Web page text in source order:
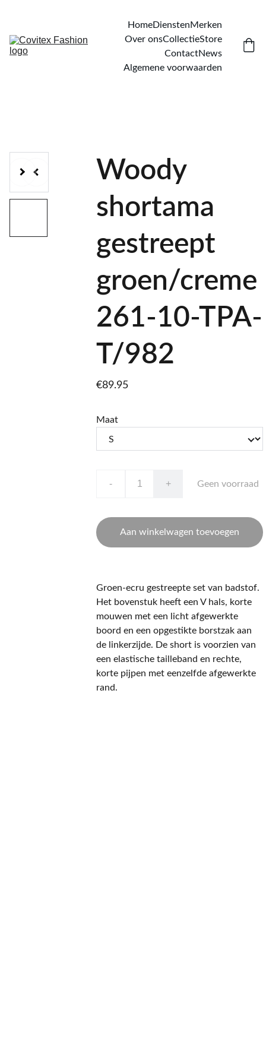
HomeDienstenMerken
Over onsCollectieStore
ContactNews
Algemene voorwaarden
Woody
shortama
gestreept
groen/creme
261-10-TPA-
T/982
€89.95
Maat
- + Geen voorraad
Aan winkelwagen toevoegen
Groen-ecru gestreepte set van badstof.
Het bovenstuk heeft een V hals, korte
mouwen met een licht afgewerkte
boord en een opgestikte borstzak aan
de linkerzijde. De short is voorzien van
een elastische tailleband en rechte,
korte pijpen met eenzelfde afgewerkte
rand.